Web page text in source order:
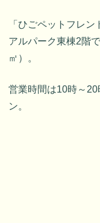
「ひごペットフレ
アルパーク東棟2階
㎡）。
営業時間は10時～
ン。